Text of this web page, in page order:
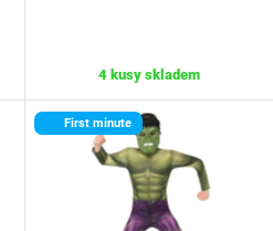
4 kusy skladem
First minute